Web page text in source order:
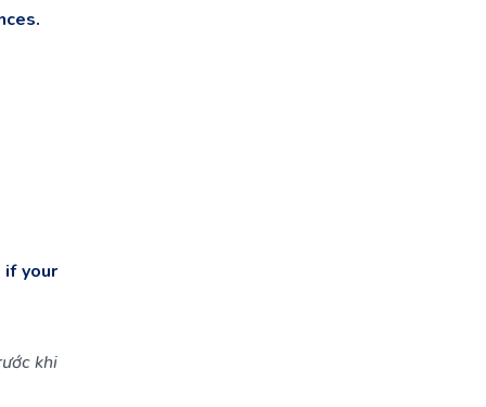
if your
khi